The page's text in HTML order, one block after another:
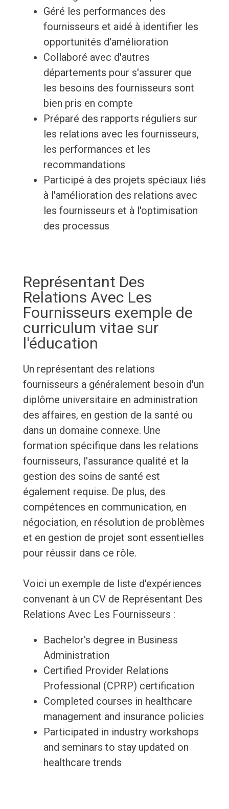
Géré les performances des
fournisseurs et aidé à identifier les
opportunités d'amélioration
Collaboré avec d'autres
départements pour s'assurer que
les besoins des fournisseurs sont
bien pris en compte
Préparé des rapports réguliers sur
les relations avec les fournisseurs,
les performances et les
recommandations
Participé à des projets spéciaux liés
à l'amélioration des relations avec
les fournisseurs et à l'optimisation
des processus
Représentant Des
Relations Avec Les
Fournisseurs exemple de
curriculum vitae sur
l'éducation
Un représentant des relations
fournisseurs a généralement besoin d'un
diplôme universitaire en administration
des affaires, en gestion de la santé ou
dans un domaine connexe. Une
formation spécifique dans les relations
fournisseurs, l'assurance qualité et la
gestion des soins de santé est
également requise. De plus, des
compétences en communication, en
négociation, en résolution de problèmes
et en gestion de projet sont essentielles
pour réussir dans ce rôle.
Voici un exemple de liste d'expériences
convenant à un CV de Représentant Des
Relations Avec Les Fournisseurs :
Bachelor's degree in Business
Administration
Certified Provider Relations
Professional (CPRP) certification
Completed courses in healthcare
management and insurance policies
Participated in industry workshops
and seminars to stay updated on
healthcare trends